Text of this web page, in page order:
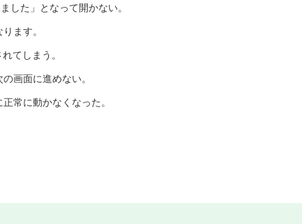
した」となって開かない。
ます。
てしまう。
画面に進めない。
常に動かなくなった。